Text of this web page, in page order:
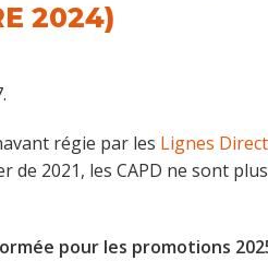
2024)
régie par les Lignes
2021, les CAPD ne sont
pour les promotions